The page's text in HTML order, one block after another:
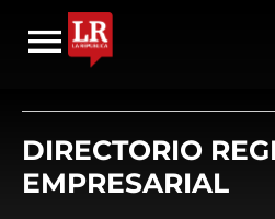
DIRECTORIO
EMPRESARIAL